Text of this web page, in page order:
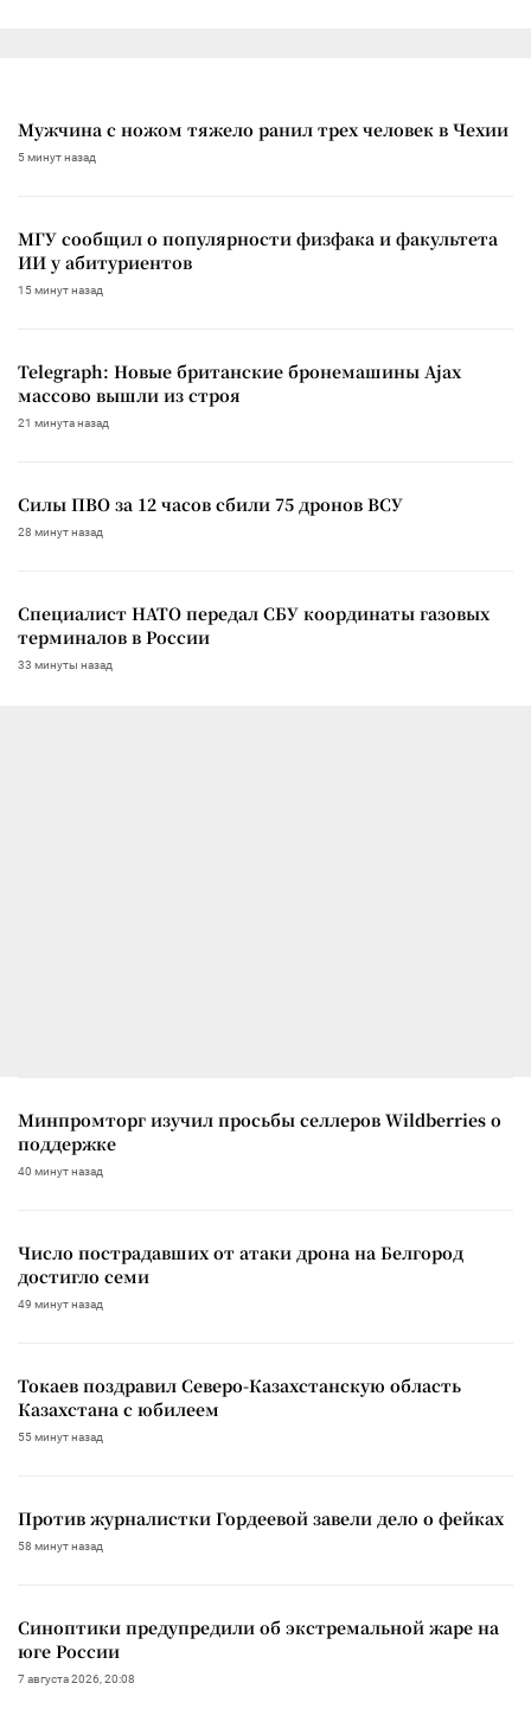
Мужчина с ножом тяжело ранил трех человек в Чехии
5 минут назад
МГУ сообщил о популярности физфака и факультета
ИИ у абитуриентов
15 минут назад
Telegraph: Новые британские бронемашины Ajax
массово вышли из строя
21 минута назад
Силы ПВО за 12 часов сбили 75 дронов ВСУ
28 минут назад
Специалист НАТО передал СБУ координаты газовых
терминалов в России
33 минуты назад
Минпромторг изучил просьбы селлеров Wildberries о
поддержке
40 минут назад
Число пострадавших от атаки дрона на Белгород
достигло семи
49 минут назад
Токаев поздравил Северо-Казахстанскую область
Казахстана с юбилеем
55 минут назад
Против журналистки Гордеевой завели дело о фейках
58 минут назад
Синоптики предупредили об экстремальной жаре на
юге России
7 августа 2026, 20:08